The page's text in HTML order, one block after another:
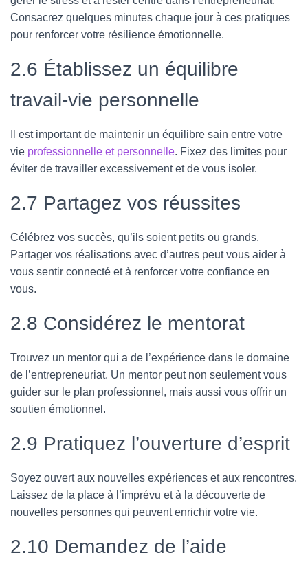
Consacrez quelques minutes chaque jour à ces pratiques
pour renforcer votre résilience émotionnelle.
2.6 Établissez un équilibre
travail-vie personnelle
Il est important de maintenir un équilibre sain entre votre
vie professionnelle et personnelle. Fixez des limites pour
éviter de travailler excessivement et de vous isoler.
2.7 Partagez vos réussites
Célébrez vos succès, qu’ils soient petits ou grands.
Partager vos réalisations avec d’autres peut vous aider à
vous sentir connecté et à renforcer votre confiance en
vous.
2.8 Considérez le mentorat
Trouvez un mentor qui a de l’expérience dans le domaine
de l’entrepreneuriat. Un mentor peut non seulement vous
guider sur le plan professionnel, mais aussi vous offrir un
soutien émotionnel.
2.9 Pratiquez l’ouverture d’esprit
Soyez ouvert aux nouvelles expériences et aux rencontres.
Laissez de la place à l’imprévu et à la découverte de
nouvelles personnes qui peuvent enrichir votre vie.
2.10 Demandez de l’aide